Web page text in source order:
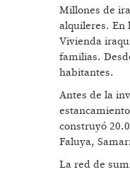
Millones de
alquileres. En
Vivienda
familias.
habitantes.
Antes de la
construyó
Faluya,
La red de